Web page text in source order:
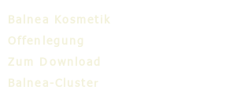
Balnea Kosmetik
Offenlegung
Zum Download
Balnea-Cluster